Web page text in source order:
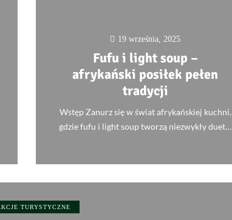
19 września, 2025
Fufu i light soup –
afrykański posiłek pełen
tradycji
Wstęp Zanurz się w świat afrykańskiej kuchni,
gdzie fufu i light soup tworzą niezwykły duet…
TURYSTYCZNE